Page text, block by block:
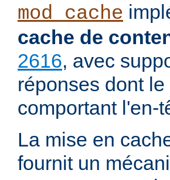
mod_cache
cache de
2616, avec
réponses dont
comportant l'en-
La mise en
fournit un